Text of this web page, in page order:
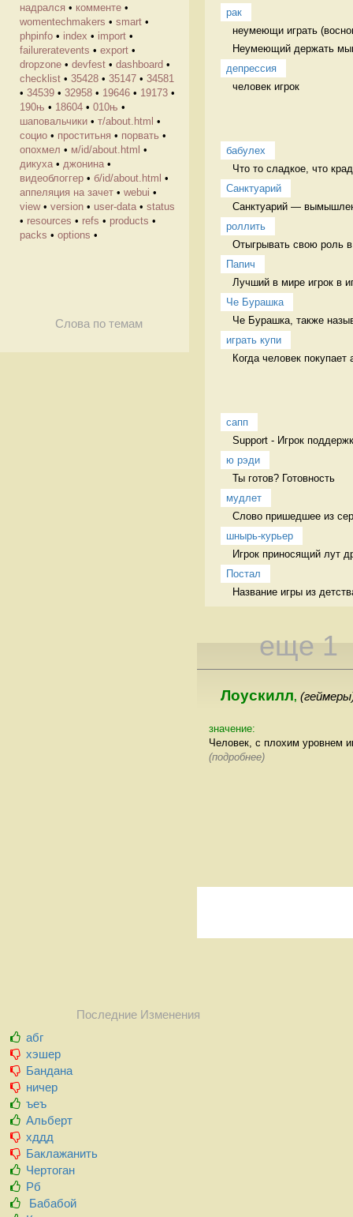
надрался • комменте •
womentechmakers • smart •
phpinfo • index • import •
failureratevents • export •
dropzone • devfest • dashboard •
checklist • 35428 • 35147 • 34581
• 34539 • 32958 • 19646 • 19173 •
190њ • 18604 • 010њ •
шаповальчики • т/about.html •
социо • проститьня • порвать •
опохмел • м/id/about.html •
дикуха • джонина •
видеоблоггер • б/id/about.html •
аппеляция на зачет • webui •
view• version • user-data • status
• resources • refs • products •
packs • options •
Слова по темам
рак
неумеющи играть
Неумеющий держать
депрессия
человек игрок
бабулех
Что то сладкое, что
Санктуарий
Санктуарий —
роллить
Отыгрывать свою роль
Папич
Лучший в мире игрок в
Че Бурашка
Че Бурашка, также
играть купи
Когда человек
сапп
Support - Игрок
ю рэди
Ты готов? Готовность
мудлет
Слово пришедшее из
шнырь-курьер
Игрок приносящий лут
Постал
Название игры из
еще 1
Лоускилл,
значение:
Человек, с плохим уровнем
(подробнее)
Последние Изменения
абг
хэшер
Бандана
ничер
ъеъ
Альберт
хддд
Баклажанить
Чертоган
Рб
Бабабой